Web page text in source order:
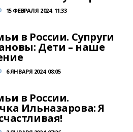
15 ФЕВРАЛЯ 2024, 11:33
в России. Супруги
Дети – наше
6 ЯНВАРЯ 2024, 08:05
в России.
Ильназарова: Я